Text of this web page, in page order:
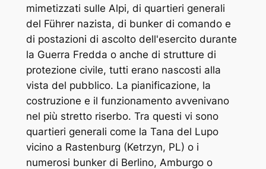
mimetizzati sulle Alpi, di quartieri generali
del Führer nazista, di bunker di comando e
di postazioni di ascolto dell'esercito durante
la Guerra Fredda o anche di strutture di
protezione civile, tutti erano nascosti alla
vista del pubblico. La pianificazione, la
costruzione e il funzionamento avvenivano
nel più stretto riserbo. Tra questi vi sono
quartieri generali come la Tana del Lupo
vicino a Rastenburg (Ketrzyn, PL) o i
numerosi bunker di Berlino, Amburgo o